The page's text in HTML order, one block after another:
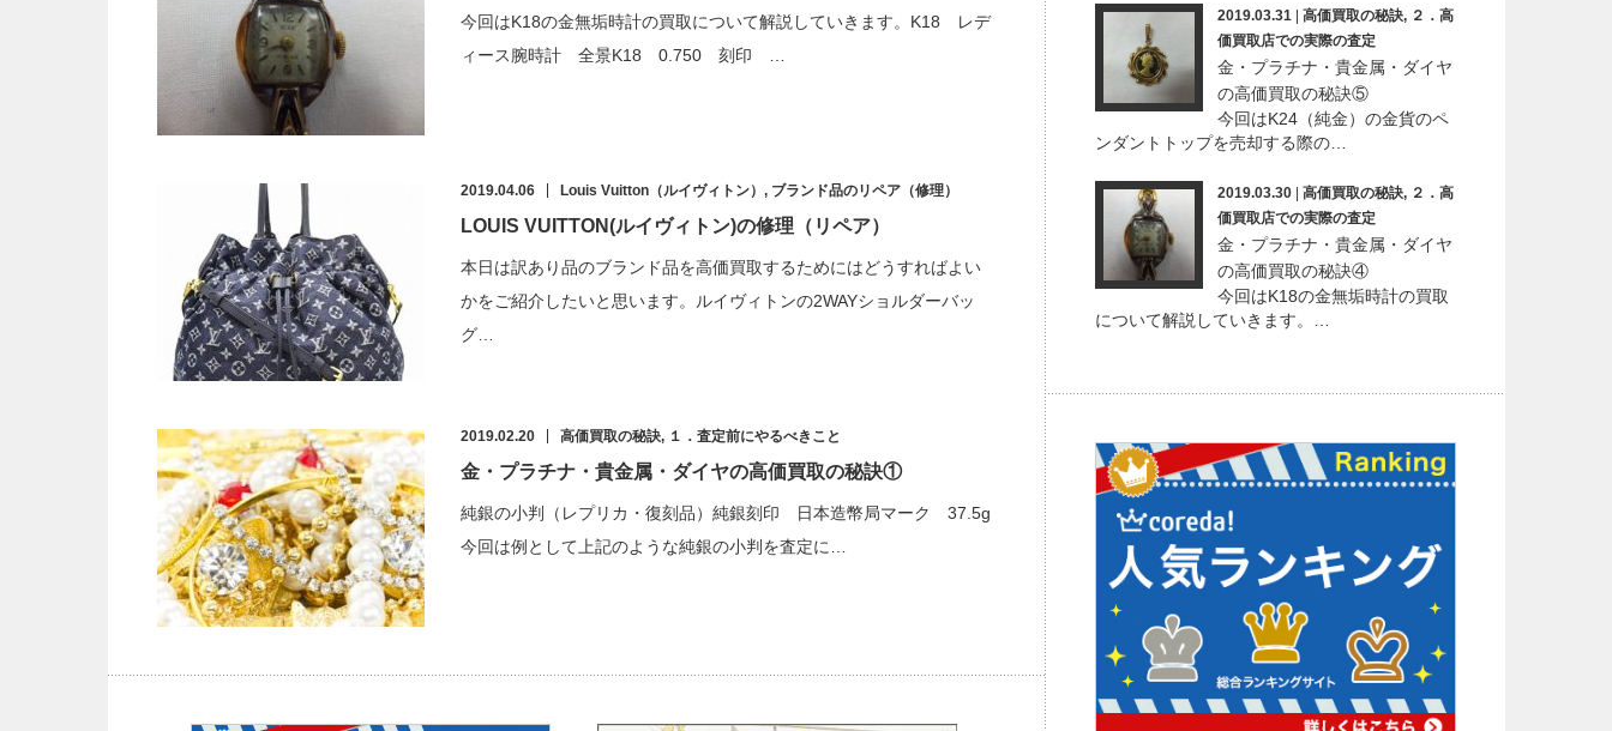
今回はK18の金無垢時計の買取について解説していきます。K18 レデ
ィース腕時計 全景K18 0.750 刻印 …
2019.04.06 Louis Vuitton（ルイヴィトン） , ブランド品のリペア（修理）
LOUIS VUITTON(ルイヴィトン)の修理（リペア）
本日は訳あり品のブランド品を高価買取するためにはどうすればよい
かをご紹介したいと思います。ルイヴィトンの2WAYショルダーバッ
グ…
2019.02.20 高価買取の秘訣, １．査定前にやるべきこと
金・プラチナ・貴金属・ダイヤの高価買取の秘訣①
純銀の小判（レプリカ・復刻品）純銀刻印 日本造幣局マーク 37.5g
今回は例として上記のような純銀の小判を査定に…
2019.03.31 高価買取の秘訣, ２．高
価買取店での実際の査定
金・プラチナ・貴金属・ダイヤ
の高価買取の秘訣⑤
今回はK24（純金）の金貨のペ
ンダントトップを売却する際の…
2019.03.30 高価買取の秘訣, ２．高
価買取店での実際の査定
金・プラチナ・貴金属・ダイヤ
の高価買取の秘訣④
今回はK18の金無垢時計の買取
について解説していきます。…